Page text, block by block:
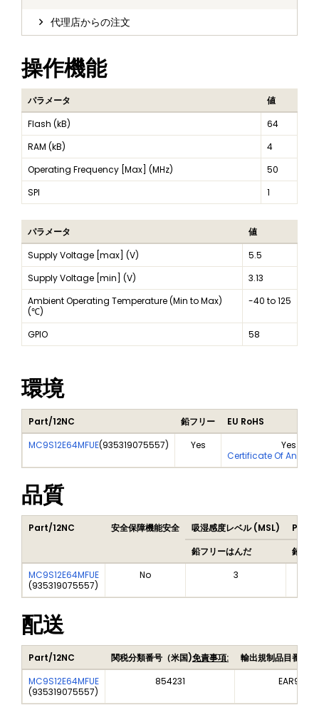
代理店からの注文
操作機能
パラメータ
値
Flash (kB)
64
RAM (kB)
4
Operating Frequency [Max] (MHz)
50
SPI
1
パラメータ
値
Supply Voltage [max] (V)
5.5
Supply Voltage [min] (V)
3.13
Ambient Operating Temperature (Min to Max)
(℃)
-40 to 125
GPIO 58
環境
Part/12NC 鉛フリー
EU RoHS
MC9S12E64MFUE(935319075557) Yes
Yes
Certificate Of
品質
Part/12NC 安全保障機能安全 吸湿感度レベル (MSL)
Peak
鉛フリーはんだ
鉛フ
MC9S12E64MFUE
(935319075557)
No 3
配送
Part/12NC 関税分類番号（米国)免責事項:
輸出規制品目番号
MC9S12E64MFUE
(935319075557)
854231 EAR99